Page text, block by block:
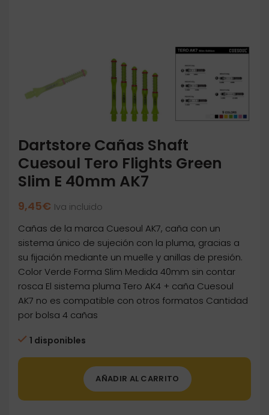
Dartstore Cañas Shaft
Cuesoul Tero Flights Green
Slim E 40mm AK7
9,45€ Iva incluido
Cañas de la marca Cuesoul AK7, caña con un
sistema único de sujeción con la pluma, gracias a
su fijación mediante un muelle y anillas de presión.
Color Verde Forma Slim Medida 40mm sin contar
rosca El sistema pluma Tero AK4 + caña Cuesoul
AK7 no es compatible con otros formatos Cantidad
por bolsa 4 cañas
1 disponibles
AÑADIR AL CARRITO